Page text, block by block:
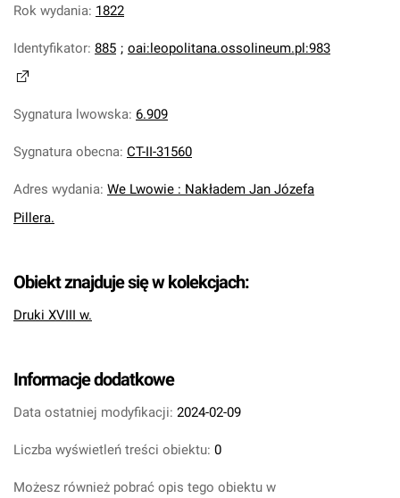
Rok wydania: 1822
Identyfikator: 885 ; oai:leopolitana.ossolineum.pl:983
Sygnatura lwowska: 6.909
Sygnatura obecna: CT-II-31560
Adres wydania: We Lwowie : Nakładem Jan Józefa
Pillera.
Obiekt znajduje się w kolekcjach:
Druki XVIII w.
Informacje dodatkowe
Data ostatniej modyfikacji: 2024-02-09
Liczba wyświetleń treści obiektu: 0
Możesz również pobrać opis tego obiektu w